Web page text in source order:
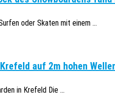
oder Skaten mit einem ...
auf 2m hohen
in Krefeld Die ...